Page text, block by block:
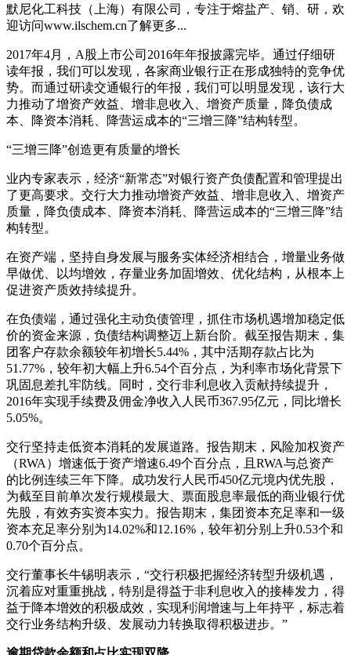
默尼化工科技（上海）有限公司，专注于熔盐产、销、研，欢
迎访问www.ilschem.cn了解更多...
2017年4月，A股上市公司2016年年报披露完毕。通过仔细研
读年报，我们可以发现，各家商业银行正在形成独特的竞争优
势。而通过研读交通银行的年报，我们可以明显发现，该行大
力推动了增资产效益、增非息收入、增资产质量，降负债成
本、降资本消耗、降营运成本的“三增三降”结构转型。
“三增三降”创造更有质量的增长
业内专家表示，经济“新常态”对银行资产负债配置和管理提出
了更高要求。交行大力推动增资产效益、增非息收入、增资产
质量，降负债成本、降资本消耗、降营运成本的“三增三降”结
构转型。
在资产端，坚持自身发展与服务实体经济相结合，增量业务做
早做优、以均增效，存量业务加固增效、优化结构，从根本上
促进资产质效持续提升。
在负债端，通过强化主动负债管理，抓住市场机遇增加稳定低
价的资金来源，负债结构调整迈上新台阶。截至报告期末，集
团客户存款余额较年初增长5.44%，其中活期存款占比为
51.77%，较年初大幅上升6.54个百分点，为利率市场化背景下
巩固息差扎牢防线。同时，交行非利息收入贡献持续提升，
2016年实现手续费及佣金净收入人民币367.95亿元，同比增长
5.05%。
交行坚持走低资本消耗的发展道路。报告期末，风险加权资产
（RWA）增速低于资产增速6.49个百分点，且RWA与总资产
的比例连续三年下降。成功发行人民币450亿元境内优先股，
为截至目前单次发行规模最大、票面股息率最低的商业银行优
先股，有效夯实资本实力。报告期末，集团资本充足率和一级
资本充足率分别为14.02%和12.16%，较年初分别上升0.53个和
0.70个百分点。
交行董事长牛锡明表示，“交行积极把握经济转型升级机遇，
沉着应对重重挑战，特别是得益于非利息收入的接棒发力，得
益于降本增效的积极成效，实现利润增速与上年持平，标志着
交行业务结构升级、发展动力转换取得积极进步。”